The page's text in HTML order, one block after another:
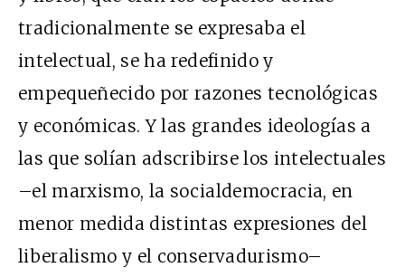
tradicionalmente se expresaba el
intelectual, se ha redefinido y
empequeñecido por razones tecnológicas
y económicas. Y las grandes ideologías a
las que solían adscribirse los intelectuales
–el marxismo, la socialdemocracia, en
menor medida distintas expresiones del
liberalismo y el conservadurismo–